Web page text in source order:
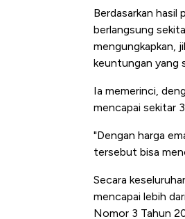
Berdasarkan
berlangsung
mengungkapkan,
keuntungan yang
Ia memerinci,
mencapai sekitar
"Dengan harga
tersebut bisa
Secara
mencapai lebih
Nomor 3 Tahun